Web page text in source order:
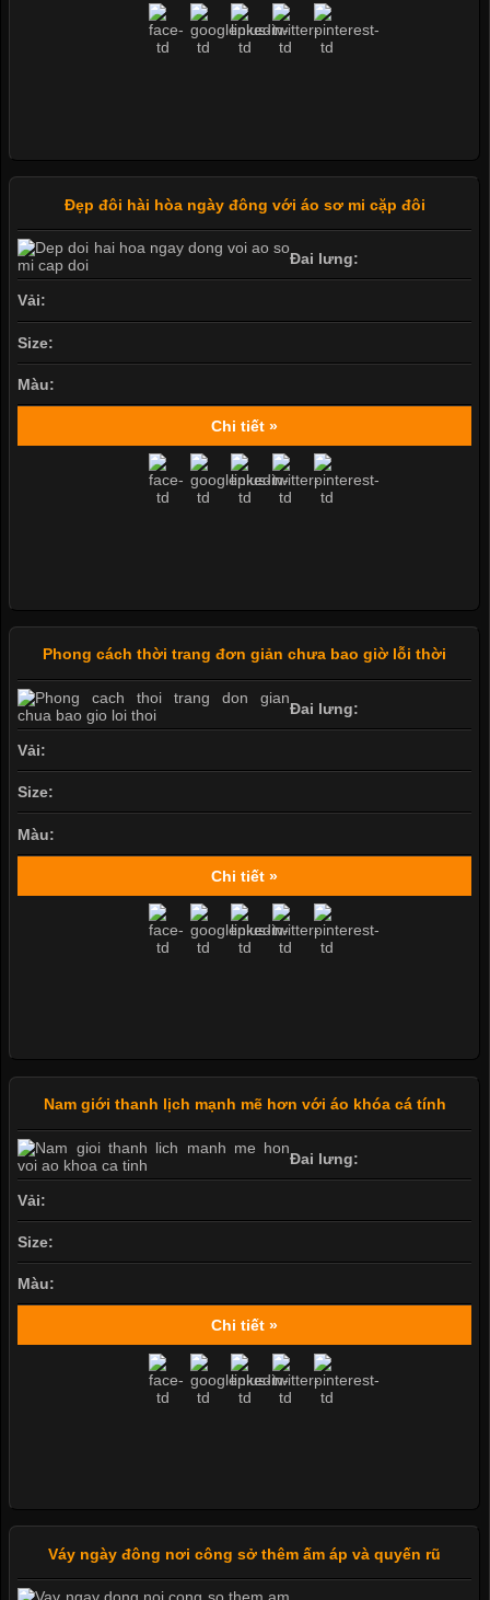
Đẹp đôi hài hòa ngày đông với áo sơ mi cặp đôi
Đai lưng:
Vải:
Size:
Màu:
Chi tiết »
Phong cách thời trang đơn giản chưa bao giờ lỗi thời
Đai lưng:
Vải:
Size:
Màu:
Chi tiết »
Nam giới thanh lịch mạnh mẽ hơn với áo khóa cá tính
Đai lưng:
Vải:
Size:
Màu:
Chi tiết »
Váy ngày đông nơi công sở thêm ấm áp và quyến rũ